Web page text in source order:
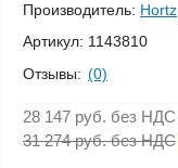
Производитель: Hortz
Артикул: 1143810
Отзывы: (0)
28 147 руб. без НДС
31 274 руб. без НДС